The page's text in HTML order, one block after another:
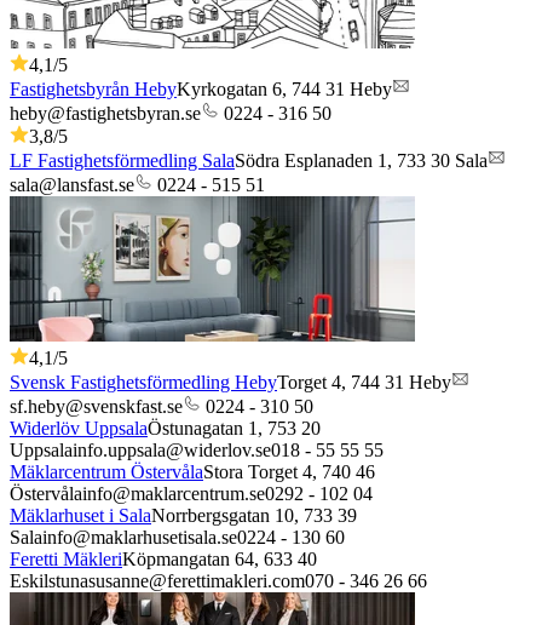
4,1/5
Fastighetsbyrån HebyKyrkogatan 6, 744 31 Heby
heby@fastighetsbyran.se
0224 - 316 50
3,8/5
LF Fastighetsförmedling SalaSödra Esplanaden 1, 733 30 Sala
sala@lansfast.se
0224 - 515 51
4,1/5
Svensk Fastighetsförmedling HebyTorget 4, 744 31 Heby
sf.heby@svenskfast.se
0224 - 310 50
Widerlöv UppsalaÖstunagatan 1, 753 20
Uppsalainfo.uppsala@widerlov.se018 - 55 55 55
Mäklarcentrum ÖstervålaStora Torget 4, 740 46
Östervålainfo@maklarcentrum.se0292 - 102 04
Mäklarhuset i SalaNorrbergsgatan 10, 733 39
Salainfo@maklarhusetisala.se0224 - 130 60
Feretti MäkleriKöpmangatan 64, 633 40
Eskilstunasusanne@ferettimakleri.com070 - 346 26 66